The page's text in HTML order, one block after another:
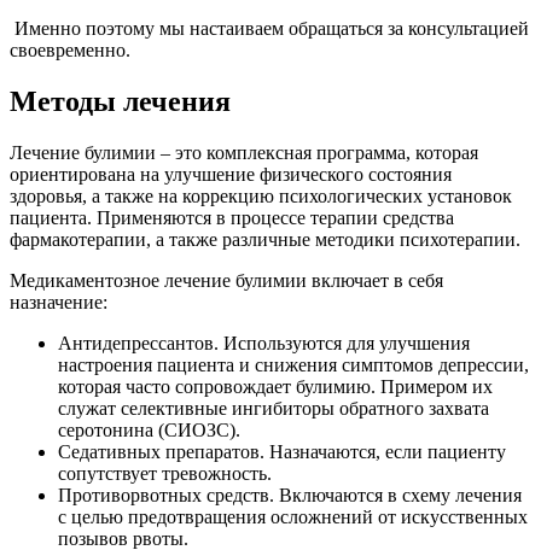
Именно поэтому мы настаиваем обращаться за консультацией
своевременно.
Методы лечения
Лечение булимии – это комплексная программа, которая
ориентирована на улучшение физического состояния
здоровья, а также на коррекцию психологических установок
пациента. Применяются в процессе терапии средства
фармакотерапии, а также различные методики психотерапии.
Медикаментозное лечение булимии включает в себя
назначение:
Антидепрессантов. Используются для улучшения
настроения пациента и снижения симптомов депрессии,
которая часто сопровождает булимию. Примером их
служат селективные ингибиторы обратного захвата
серотонина (СИОЗС).
Седативных препаратов. Назначаются, если пациенту
сопутствует тревожность.
Противорвотных средств. Включаются в схему лечения
с целью предотвращения осложнений от искусственных
позывов рвоты.